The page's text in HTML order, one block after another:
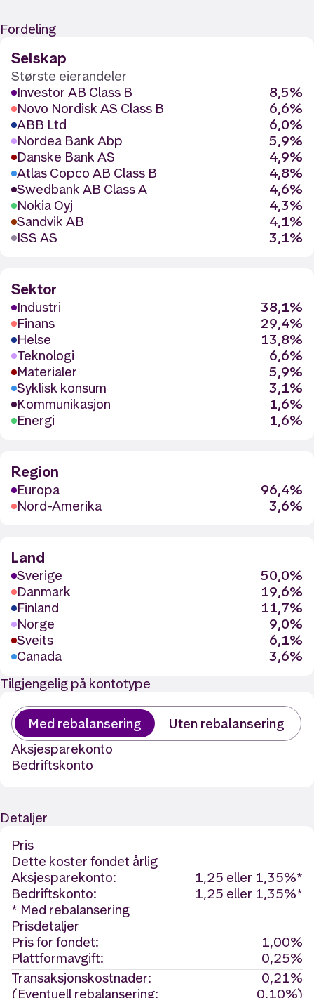
Fordeling
Selskap
Største eierandeler
Investor AB Class B
8,5%
Novo Nordisk AS Class B
6,6%
ABB Ltd
6,0%
Nordea Bank Abp
5,9%
Danske Bank AS
4,9%
Atlas Copco AB Class B
4,8%
Swedbank AB Class A
4,6%
Nokia Oyj
4,3%
Sandvik AB
4,1%
ISS AS
3,1%
Sektor
Industri
38,1%
Finans
29,4%
Helse
13,8%
Teknologi
6,6%
Materialer
5,9%
Syklisk konsum
3,1%
Kommunikasjon
1,6%
Energi
1,6%
Region
Europa
96,4%
Nord-Amerika
3,6%
Land
Sverige
50,0%
Danmark
19,6%
Finland
11,7%
Norge
9,0%
Sveits
6,1%
Canada
3,6%
Tilgjengelig på kontotype
Med rebalansering
Uten rebalansering
Aksjesparekonto
Bedriftskonto
Detaljer
Pris
Dette koster fondet årlig
Aksjesparekonto:
1,25 eller 1,35%*
Bedriftskonto:
1,25 eller 1,35%*
* Med rebalansering
Prisdetaljer
Pris for fondet:
1,00%
Plattformavgift:
0,25%
Transaksjonskostnader:
0,21%
(Eventuell rebalansering:
0,10%)